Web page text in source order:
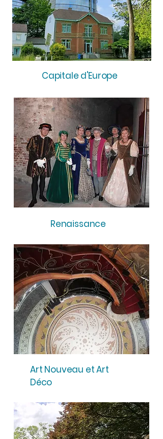
Capitale d'Europe
Renaissance
Art Nouveau et Art
Déco